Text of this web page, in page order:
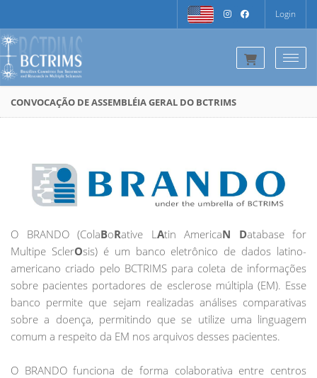
Login
CONVOCAÇÃO DE ASSEMBLÉIA GERAL DO BCTRIMS
O BRANDO (ColaBoRative L Atin AmericaN Database for
Multipe SclerOsis) é um banco eletrônico de dados latino-
americano criado pelo BCTRIMS para coleta de informações
sobre pacientes portadores de esclerose múltipla (EM). Esse
banco permite que sejam realizadas análises comparativas
sobre a doença, permitindo que se utilize uma linguagem
comum a respeito da EM nos arquivos desses pacientes.
O BRANDO funciona de forma colaborativa entre centros